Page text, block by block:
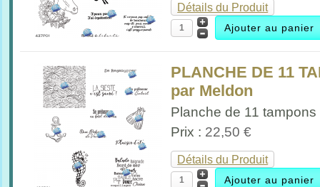
Détails du Produit
PLANCHE DE 11
par Meldon
Planche de 11
Prix : 22,50 €
Détails du Produit